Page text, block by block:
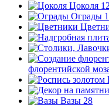
Цоколя
Ограды
флорентийской
Вазы 28